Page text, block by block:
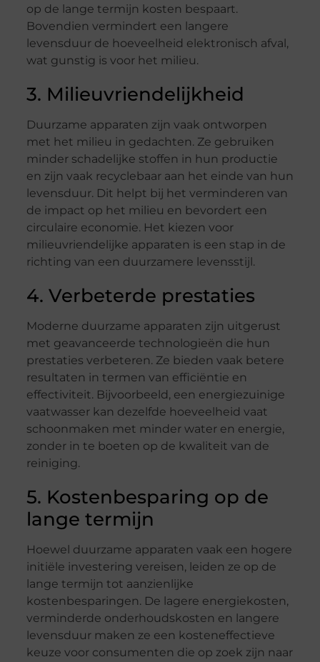
op de lange termijn kosten bespaart.
Bovendien vermindert een langere
levensduur de hoeveelheid elektronisch afval,
wat gunstig is voor het milieu.
3. Milieuvriendelijkheid
Duurzame apparaten zijn vaak ontworpen
met het milieu in gedachten. Ze gebruiken
minder schadelijke stoffen in hun productie
en zijn vaak recyclebaar aan het einde van hun
levensduur. Dit helpt bij het verminderen van
de impact op het milieu en bevordert een
circulaire economie. Het kiezen voor
milieuvriendelijke apparaten is een stap in de
richting van een duurzamere levensstijl.
4. Verbeterde prestaties
Moderne duurzame apparaten zijn uitgerust
met geavanceerde technologieën die hun
prestaties verbeteren. Ze bieden vaak betere
resultaten in termen van efficiëntie en
effectiviteit. Bijvoorbeeld, een energiezuinige
vaatwasser kan dezelfde hoeveelheid vaat
schoonmaken met minder water en energie,
zonder in te boeten op de kwaliteit van de
reiniging.
5. Kostenbesparing op de
lange termijn
Hoewel duurzame apparaten vaak een hogere
initiële investering vereisen, leiden ze op de
lange termijn tot aanzienlijke
kostenbesparingen. De lagere energiekosten,
verminderde onderhoudskosten en langere
levensduur maken ze een kosteneffectieve
keuze voor consumenten die op zoek zijn naar